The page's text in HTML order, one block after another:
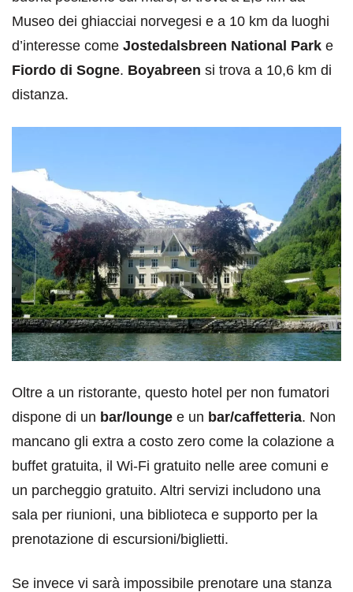
Museo dei ghiacciai norvegesi e a 10 km da luoghi
d’interesse come Jostedalsbreen National Park e
Fiordo di Sogne. Boyabreen si trova a 10,6 km di
distanza.
Oltre a un ristorante, questo hotel per non fumatori
dispone di un bar/lounge e un bar/caffetteria. Non
mancano gli extra a costo zero come la colazione a
buffet gratuita, il Wi-Fi gratuito nelle aree comuni e
un parcheggio gratuito. Altri servizi includono una
sala per riunioni, una biblioteca e supporto per la
prenotazione di escursioni/biglietti.
Se invece vi sarà impossibile prenotare una stanza